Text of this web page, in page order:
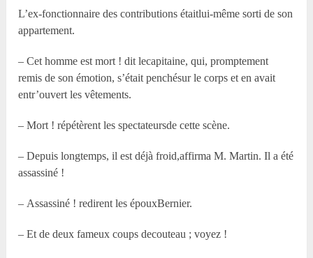
L’ex-fonctionnaire des contributions étaitlui-même sorti de son
appartement.
– Cet homme est mort ! dit lecapitaine, qui, promptement
remis de son émotion, s’était penchésur le corps et en avait
entr’ouvert les vêtements.
– Mort ! répétèrent les spectateursde cette scène.
– Depuis longtemps, il est déjà froid,affirma M. Martin. Il a été
assassiné !
– Assassiné ! redirent les épouxBernier.
– Et de deux fameux coups decouteau ; voyez !